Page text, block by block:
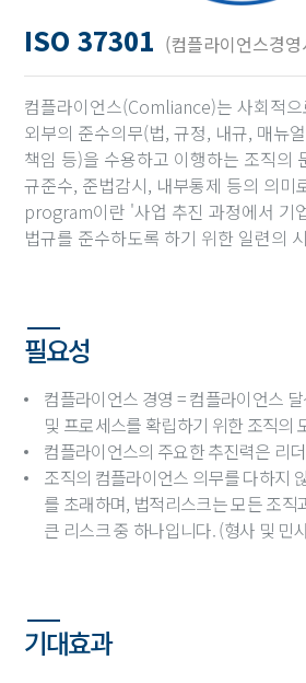
ISO 37301 (컴플라이언스경
컴플라이언스(Comliance)는 사회적
외부의 준수의무(법, 규정, 내규, 매뉴
책임 등)을 수용하고 이행하는 조직의
규준수, 준법감시, 내부통제 등의 의
program이란 '사업 추진 과정에서 기
법규를 준수하도록 하기 위한 일련의
필요성
컴플라이언스 경영 = 컴플라이언스
및 프로세스를 확립하기 위한 조직의
컴플라이언스의 주요한 추진력은 리
조직의 컴플라이언스 의무를 다하지
를 초래하며, 법적리스크는 모든 조직
큰 리스크 중 하나입니다. (형사 및 민
기대효과